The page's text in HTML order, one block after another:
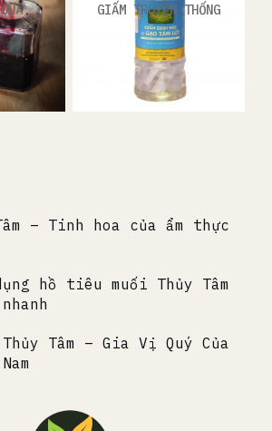
GIẤM TRUYỀN THỐNG
– Tinh hoa của ẩm thực
hồ tiêu muối Thủy Tâm
Tâm – Gia Vị Quý Của